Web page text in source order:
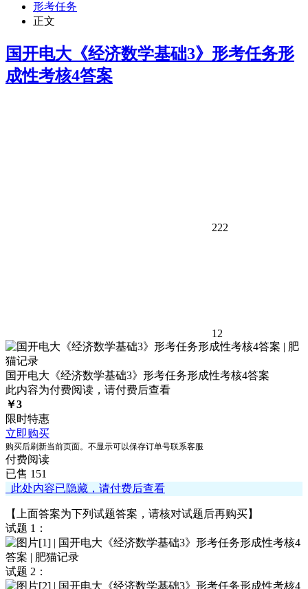
形考任务
正文
国开电大《经济数学基础3》形考任务形
成性考核4答案
222
12
国开电大《经济数学基础3》形考任务形成性考核4答案
此内容为付费阅读，请付费后查看
￥3
限时特惠
立即购买
购买后刷新当前页面。不显示可以保存订单号联系客服
付费阅读
已售 151
此处内容已隐藏，请付费后查看
【上面答案为下列试题答案，请核对试题后再购买】
试题 1：
试题 2：